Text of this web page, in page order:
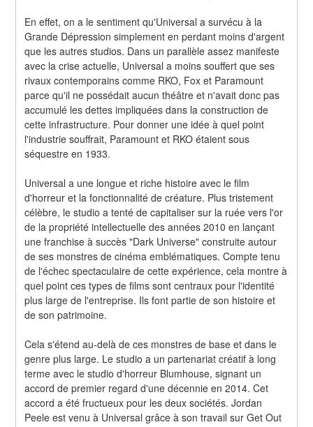
En effet, on a le sentiment qu'Universal a survécu à la
Grande Dépression simplement en perdant moins d'argent
que les autres studios. Dans un parallèle assez manifeste
avec la crise actuelle, Universal a moins souffert que ses
rivaux contemporains comme RKO, Fox et Paramount
parce qu'il ne possédait aucun théâtre et n'avait donc pas
accumulé les dettes impliquées dans la construction de
cette infrastructure. Pour donner une idée à quel point
l'industrie souffrait, Paramount et RKO étaient sous
séquestre en 1933.
Universal a une longue et riche histoire avec le film
d'horreur et la fonctionnalité de créature. Plus tristement
célèbre, le studio a tenté de capitaliser sur la ruée vers l'or
de la propriété intellectuelle des années 2010 en lançant
une franchise à succès "Dark Universe" construite autour
de ses monstres de cinéma emblématiques. Compte tenu
de l'échec spectaculaire de cette expérience, cela montre à
quel point ces types de films sont centraux pour l'identité
plus large de l'entreprise. Ils font partie de son histoire et
de son patrimoine.
Cela s'étend au-delà de ces monstres de base et dans le
genre plus large. Le studio a un partenariat créatif à long
terme avec le studio d'horreur Blumhouse, signant un
accord de premier regard d'une décennie en 2014. Cet
accord a été fructueux pour les deux sociétés. Jordan
Peele est venu à Universal grâce à son travail sur Get Out